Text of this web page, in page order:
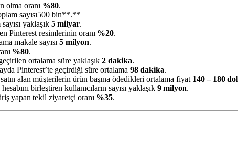
olma oranı %80.
sayısı500 bin**.**
yaklaşık 5 milyar.
Pinterest resimlerinin oranı %20.
makale sayısı 5 milyon.
%80.
ortalama süre yaklaşık 2 dakika.
Pinterest’te geçirdiği süre ortalama 98 dakika.
alan müşterilerin ürün başına ödedikleri ortalama fiyat 140 – 180
birleştiren kullanıcıların sayısı yaklaşık 9 milyon.
yapan tekil ziyaretçi oranı %35.